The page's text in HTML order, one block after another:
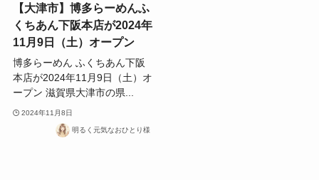
【大津市】博多らーめんふ
くちあん下阪本店が2024年
11月9日（土）オープン
博多らーめん ふくちあん下阪
本店が2024年11月9日（土）オ
ープン 滋賀県大津市の県...
2024年11月8日
明るく元気なおひとり様